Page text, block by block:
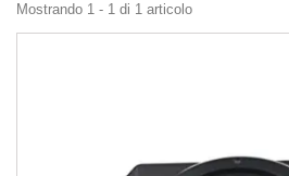
Mostrando 1 - 1 di 1 articolo